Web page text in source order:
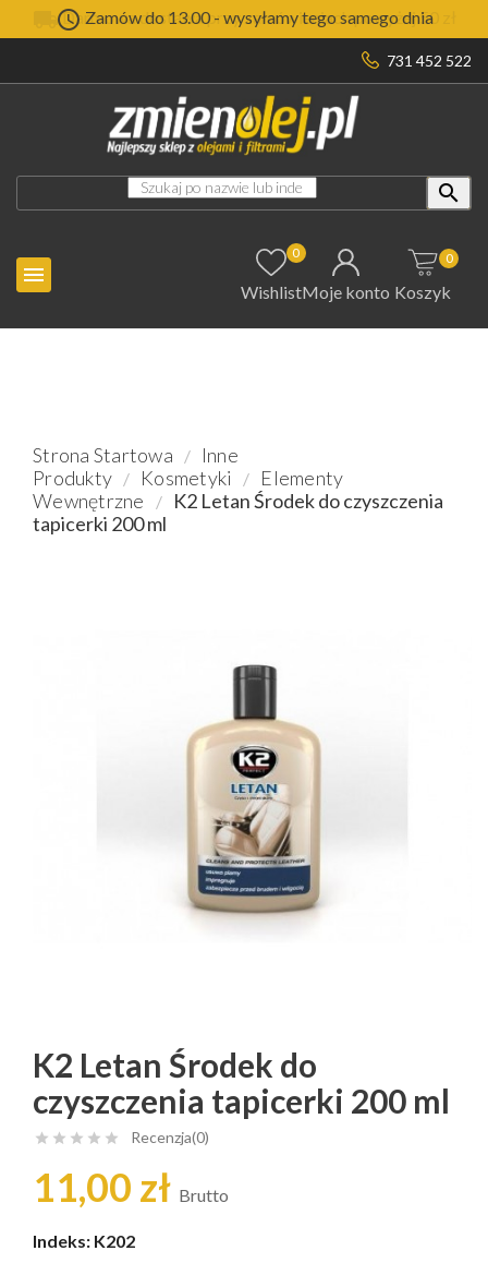
 Zamów do 13.00 - wysyłamy tego samego dnia
Darmowa dostawa przy zamówieniach powyżej 50 zł
731 452 522


0
WishlistMoje konto Koszyk
0
Strona Startowa
Inne
Produkty
Kosmetyki
Elementy
Wewnętrzne
K2 Letan Środek do czyszczenia
tapicerki 200 ml
K2 Letan Środek do
czyszczenia tapicerki 200 ml
     Recenzja(0)
11,00 zł Brutto
Indeks: K202